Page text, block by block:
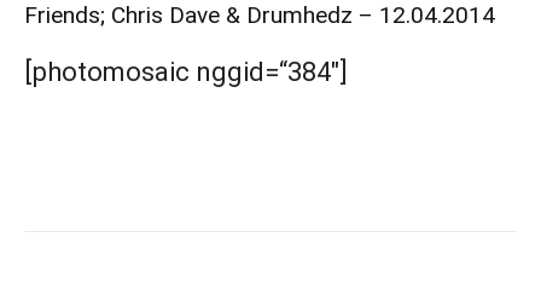
Friends; Chris Dave & Drumhedz – 12.04.2014
[photomosaic nggid=“384″]